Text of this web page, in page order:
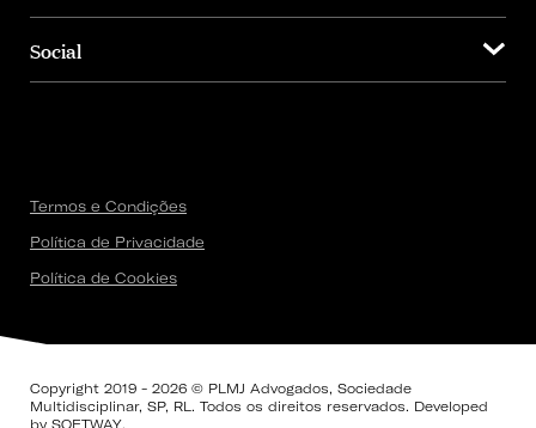
Social
Termos e Condições
Política de Privacidade
Política de Cookies
Copyright 2019 - 2026 © PLMJ Advogados, Sociedade
Multidisciplinar, SP, RL. Todos os direitos reservados. Developed
by SOFTWAY.